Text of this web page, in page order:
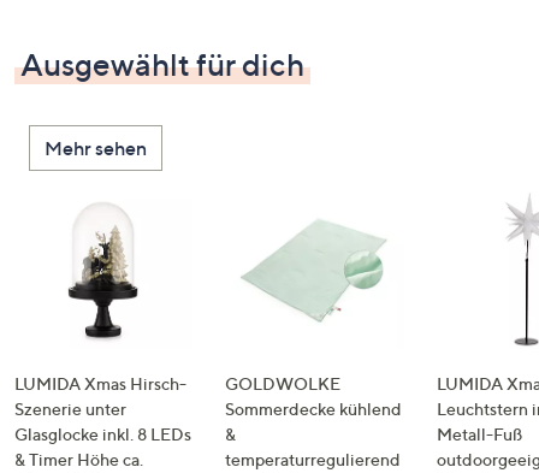
Ausgewählt für dich
Mehr sehen
LUMIDA Xmas Hirsch-
Szenerie unter
Glasglocke inkl. 8 LEDs
& Timer Höhe ca.
GOLDWOLKE
Sommerdecke kühlend
&
temperaturregulierend
LUMIDA
Leuchtstern
Metall-Fuß